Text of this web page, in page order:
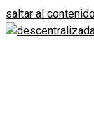
saltar al